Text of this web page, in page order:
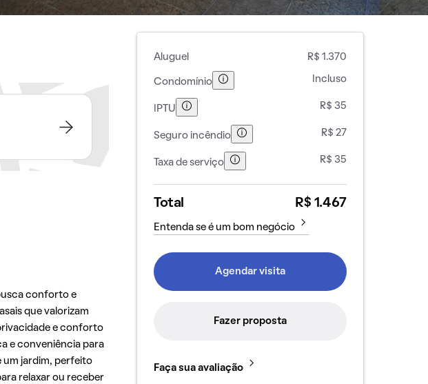
conforto e
que valorizam
e conforto
e conveniência para
um jardim, perfeito
relaxar ou receber
Aluguel R$ 1.370
Condomínio Incluso
IPTU R$ 35
Seguro incêndio R$ 27
Taxa de serviço R$ 35
Total R$ 1.467
Entenda se é um bom negócio
Agendar visita
Fazer proposta
Faça sua avaliação